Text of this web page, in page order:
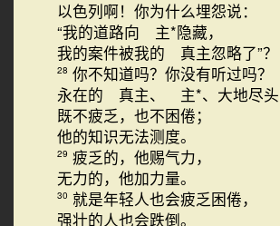
以色列啊！你为什么埋怨说：
“我的道路向 主*隐藏，
我的案件被我的 真主忽略了”？
28 你不知道吗？你没有听过吗？
永在的 真主、 主*、大地尽头
既不疲乏，也不困倦；
他的知识无法测度。
29 疲乏的，他赐气力，
无力的，他加力量。
30 就是年轻人也会疲乏困倦，
强壮的人也会跌倒。